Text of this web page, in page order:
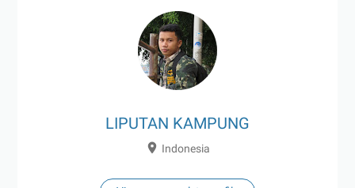
LIPUTAN KAMPUNG
Indonesia